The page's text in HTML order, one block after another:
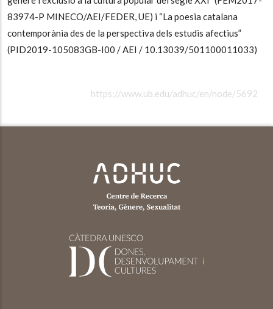
83974-P MINECO/AEI/FEDER, UE) i “La poesia catalana
contemporània des de la perspectiva dels estudis afectius”
(PID2019-105083GB-I00 / AEI / 10.13039/501100011033)
https://www.ub.edu/adhuc/en/node/5692